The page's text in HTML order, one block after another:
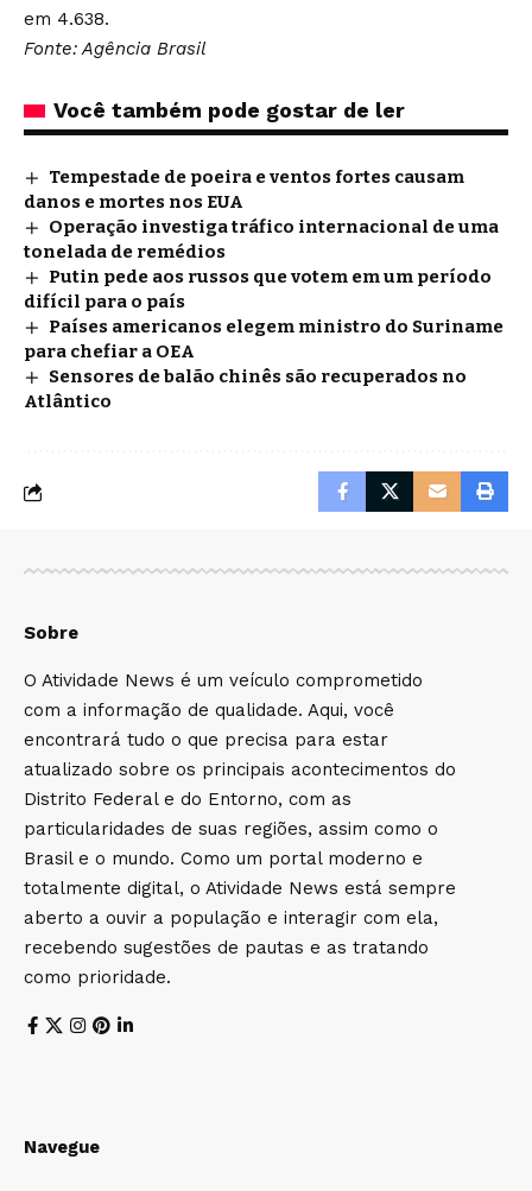
em 4.638.
Fonte: Agência Brasil
Você também pode gostar de ler
Tempestade de poeira e ventos fortes causam
danos e mortes nos EUA
Operação investiga tráfico internacional de uma
tonelada de remédios
Putin pede aos russos que votem em um período
difícil para o país
Países americanos elegem ministro do Suriname
para chefiar a OEA
Sensores de balão chinês são recuperados no
Atlântico
Sobre
O Atividade News é um veículo comprometido
com a informação de qualidade. Aqui, você
encontrará tudo o que precisa para estar
atualizado sobre os principais acontecimentos do
Distrito Federal e do Entorno, com as
particularidades de suas regiões, assim como o
Brasil e o mundo. Como um portal moderno e
totalmente digital, o Atividade News está sempre
aberto a ouvir a população e interagir com ela,
recebendo sugestões de pautas e as tratando
como prioridade.
Navegue